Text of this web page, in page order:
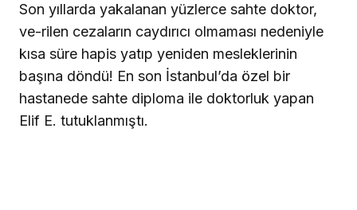
Son yıllarda yakalanan yüzlerce sahte doktor,
ve-rilen cezaların caydırıcı olmaması nedeniyle
kısa süre hapis yatıp yeniden mesleklerinin
başına döndü! En son İstanbul’da özel bir
hastanede sahte diploma ile doktorluk yapan
Elif E. tutuklanmıştı.